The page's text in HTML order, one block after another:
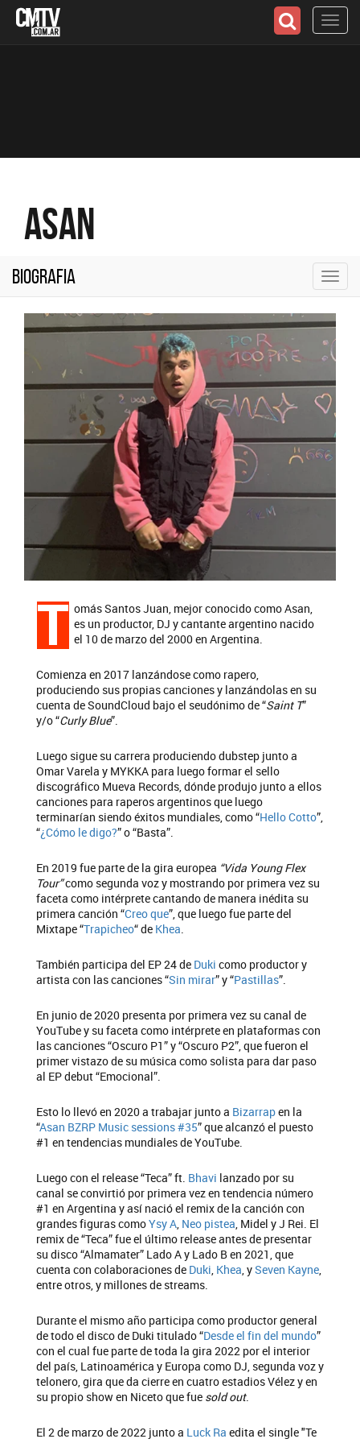
Asan
Biografia
T omás Santos Juan, mejor conocido como Asan,
es un productor, DJ y cantante argentino nacido
el 10 de marzo del 2000 en Argentina.
Comienza en 2017 lanzándose como rapero,
produciendo sus propias canciones y lanzándolas en su
cuenta de SoundCloud bajo el seudónimo de “Saint T”
y/o “Curly Blue”.
Luego sigue su carrera produciendo dubstep junto a
Omar Varela y MYKKA para luego formar el sello
discográfico Mueva Records, dónde produjo junto a ellos
canciones para raperos argentinos que luego
terminarían siendo éxitos mundiales, como “Hello Cotto”,
“¿Cómo le digo?” o “Basta”.
En 2019 fue parte de la gira europea “Vida Young Flex
Tour”como segunda voz y mostrando por primera vez su
faceta como intérprete cantando de manera inédita su
primera canción “Creo que”, que luego fue parte del
Mixtape “Trapicheo“ de Khea.
También participa del EP 24 de Duki como productor y
artista con las canciones “Sin mirar” y “Pastillas”.
En junio de 2020 presenta por primera vez su canal de
YouTube y su faceta como intérprete en plataformas con
las canciones “Oscuro P1” y “Oscuro P2”, que fueron el
primer vistazo de su música como solista para dar paso
al EP debut “Emocional”.
Esto lo llevó en 2020 a trabajar junto a Bizarrapen la
“Asan BZRP Music sessions #35” que alcanzó el puesto
#1 en tendencias mundiales de YouTube.
Luego con el release “Teca” ft. Bhavi lanzado por su
canal se convirtió por primera vez en tendencia número
#1 en Argentina y así nació el remix de la canción con
grandes figuras comoYsy A, Neo pistea, Midel y J Rei. El
remix de “Teca” fue el último release antes de presentar
su disco “Almamater” Lado A y Lado B en 2021, que
cuenta con colaboraciones de Duki, Khea, ySeven Kayne,
entre otros, y millones de streams.
Durante el mismo año participa como productor general
de todo el disco de Duki titulado “Desde el fin del mundo”
con el cual fue parte de toda la gira 2022 por el interior
del país, Latinoamérica y Europa como DJ, segunda voz y
telonero, gira que da cierre en cuatro estadios Vélez y en
su propio show en Niceto que fue sold out.
El 2 de marzo de 2022 junto a Luck Ra edita el single "Te